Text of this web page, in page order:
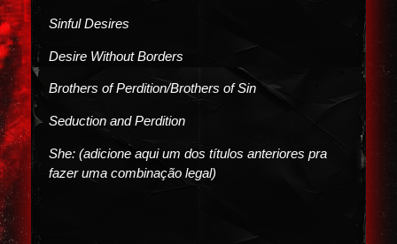
Sinful Desires
Desire Without Borders
Brothers of Perdition/Brothers of Sin
Seduction and Perdition
She: (adicione aqui um dos títulos anteriores pra
fazer uma combinação legal)